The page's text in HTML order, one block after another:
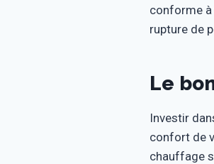
conforme
rupture de
Le
Investir
confort de
chauffage